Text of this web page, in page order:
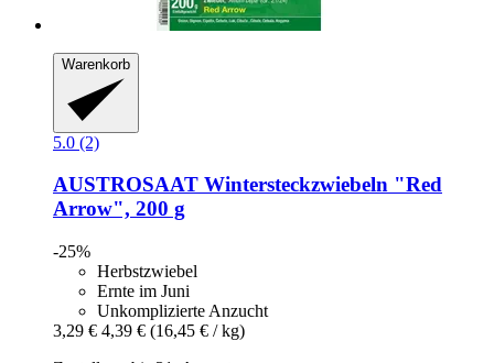
Warenkorb
5.0 (2)
AUSTROSAAT Wintersteckzwiebeln "Red
Arrow", 200 g
-25%
Herbstzwiebel
Ernte im Juni
Unkomplizierte Anzucht
3,29 € 4,39 € (16,45 € / kg)